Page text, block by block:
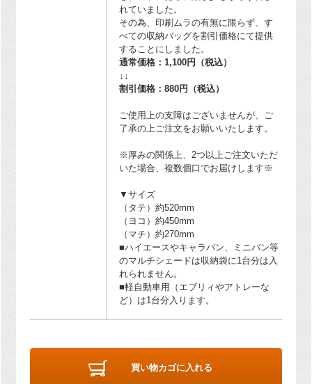
れていました。
その為、印刷ムラの有無に限らず、す
べての収納バッグを割引価格にて提供
することにしました。
通常価格：1,100円（税込）
↓↓
割引価格：880円（税込）
ご使用上の支障はございませんが、ご
了承の上ご注文をお願いいたします。
※厚みの関係上、2つ以上ご注文いただ
いた場合、複数個口でお届けします※
▼サイズ
（タテ）約520mm
（ヨコ）約450mm
（マチ）約270mm
■ハイエースやキャラバン、ミニバン等
のマルチシェードは収納袋に1台分は入
れられません。
■軽自動車用（エブリィやアトレーな
ど）は1台分入ります。
買い物カゴに入れる